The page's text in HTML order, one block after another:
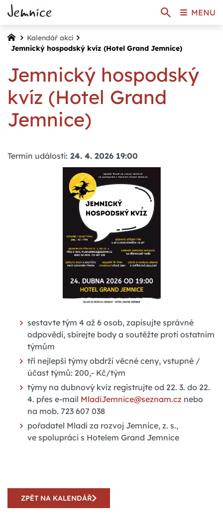
Kalendář akcí
Jemnický hospodský kvíz (Hotel Grand Jemnice)
Jemnický hospodský
kvíz (Hotel Grand
Jemnice)
Termín události: 24. 4. 2026 19:00
sestavte tým 4 až 6 osob, zapisujte správné
odpovědi, sbírejte body a soutěžte proti ostatním
týmům
tři nejlepší týmy obdrží věcné ceny, vstupné /
účast týmů: 200,- Kč/tým
týmy na dubnový kvíz registrujte od 22. 3. do 22.
4. přes e-mail MladiJemnice@seznam.cz nebo
na mob. 723 607 038
pořadatel Mladí za rozvoj Jemnice, z. s.,
ve spolupráci s Hotelem Grand Jemnice
ZPĚT NA KALENDÁŘ
MENU